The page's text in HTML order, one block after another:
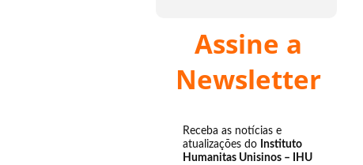
Assine a
Newsletter
Receba as notícias e
atualizações do Instituto
Humanitas Unisinos – IHU